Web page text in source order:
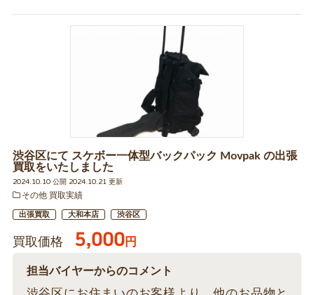
渋谷区にて スケボー一体型バックパック Movpak の出張
買取をいたしました
2024.10.10 公開 2024.10.21 更新
その他 買取実績
出張買取 大和本店 渋谷区
買取価格 5,000円
担当バイヤーからのコメント